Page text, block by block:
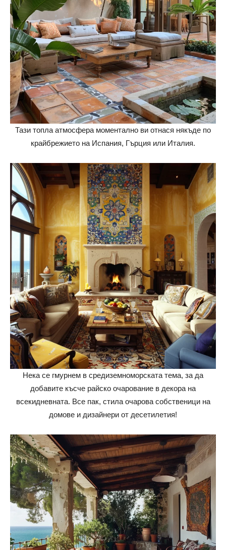
Тази топла атмосфера моментално ви отнася някъде по
крайбрежието на Испания, Гърция или Италия.
Нека се гмурнем в средиземноморската тема, за да
добавите късче райско очарование в декора на
всекидневната. Все пак, стила очарова собственици на
домове и дизайнери от десетилетия!